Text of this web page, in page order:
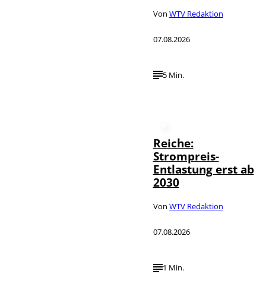
Von WTV Redaktion
07.08.2026
5 Min.
Reiche:
Strompreis-
Entlastung erst ab
2030
Von WTV Redaktion
07.08.2026
1 Min.